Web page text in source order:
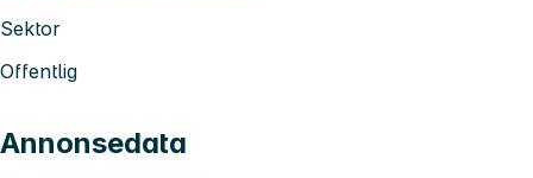
Sektor
Offentlig
Annonsedata